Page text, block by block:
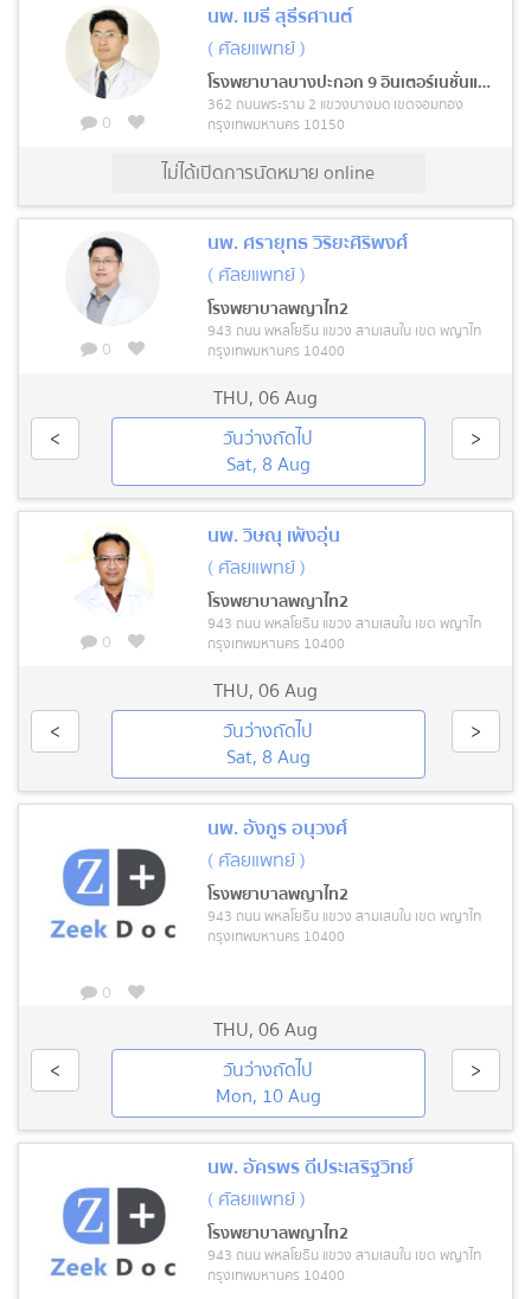
0
นพ. เมธี สุธีรศานต์
( ศัลยแพทย์ )
โรงพยาบาลบางปะกอก 9 อินเตอร์เนชั่นแนล
362 ถนนพระราม 2 แขวงบางมด เขตจอมทอง
กรุงเทพมหานคร 10150
ไม่ได้เปิดการนัดหมาย online
0
นพ. ศรายุทธ วิริยะศิริพงศ์
( ศัลยแพทย์ )
โรงพยาบาลพญาไท2
943 ถนน พหลโยธิน แขวง สามเสนใน เขต พญาไท
กรุงเทพมหานคร 10400
THU,06 Aug
<
วันว่างถัดไป
Sat, 8 Aug
>
0
นพ. วิษณุ เพ็งอุ่น
( ศัลยแพทย์ )
โรงพยาบาลพญาไท2
943 ถนน พหลโยธิน แขวง สามเสนใน เขต พญาไท
กรุงเทพมหานคร 10400
THU,06 Aug
<
วันว่างถัดไป
Sat, 8 Aug
>
0
นพ. อังกูร อนุวงศ์
( ศัลยแพทย์ )
โรงพยาบาลพญาไท2
943 ถนน พหลโยธิน แขวง สามเสนใน เขต พญาไท
กรุงเทพมหานคร 10400
THU,06 Aug
<
วันว่างถัดไป
Mon, 10 Aug
>
นพ. อัครพร ดีประเสริฐวิทย์
( ศัลยแพทย์ )
โรงพยาบาลพญาไท2
943 ถนน พหลโยธิน แขวง สามเสนใน เขต พญาไท
กรุงเทพมหานคร 10400